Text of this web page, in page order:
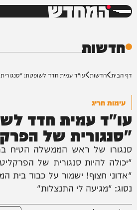
המחדש
חדשות
דף הבית חדשות עו"ד עמית חדד לשופטת:
עימות חריג
עו"ד עמית חדד
"סנגורית של
סנגורו של ראש הממשלה הטיח
"יכולה להיות סנגורית של
"אדוני חצוף! ישמור על כבוד
נסוג: "מגיעה לי התנצלות"